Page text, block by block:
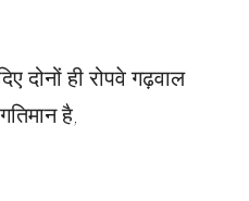
दोनों ही रोपवे गढ़वाल
है,